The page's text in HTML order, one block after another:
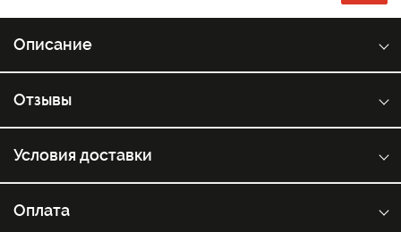
Описание
Отзывы
Условия доставки
Оплата